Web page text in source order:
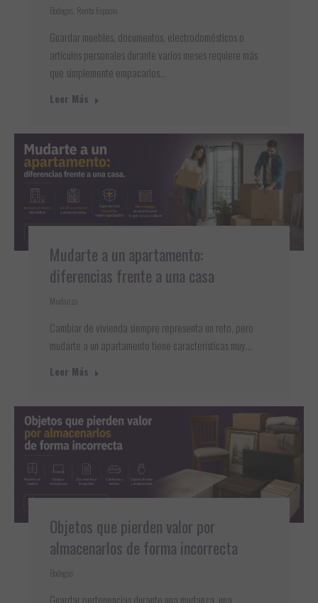
Bodegas, Renta Espacio
Guardar muebles, documentos, electrodomésticos o
artículos personales durante varios meses requiere más
que simplemente empacarlos…
Leer Más
Mudarte a un apartamento:
diferencias frente a una casa
Mudanza
Cambiar de vivienda siempre representa un reto, pero
mudarte a un apartamento tiene características muy…
Leer Más
Objetos que pierden valor por
almacenarlos de forma incorrecta
Bodegas
Guardar pertenencias durante una mudanza, una